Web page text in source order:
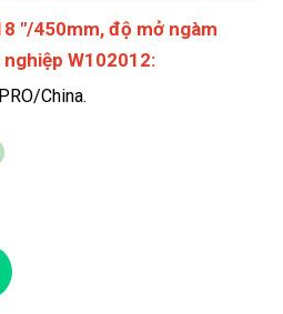
"/450mm, độ mở ngàm
W102012:
China.